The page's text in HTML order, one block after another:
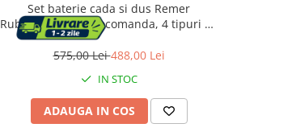
Set baterie cada si dus Remer
Rubinetterie, monocomanda, 4 tipuri de
jeturi, Cromat
575,00 Lei488,00 Lei
IN STOC
ADAUGA IN COS